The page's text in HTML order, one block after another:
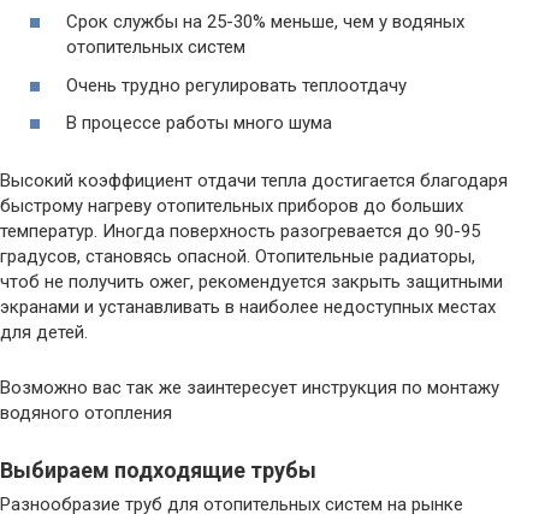
Срок службы на 25-30% меньше, чем у водяных
отопительных систем
Очень трудно регулировать теплоотдачу
В процессе работы много шума
Высокий коэффициент отдачи тепла достигается благодаря
быстрому нагреву отопительных приборов до больших
температур. Иногда поверхность разогревается до 90-95
градусов, становясь опасной. Отопительные радиаторы,
чтоб не получить ожег, рекомендуется закрыть защитными
экранами и устанавливать в наиболее недоступных местах
для детей.
Возможно вас так же заинтересует инструкция по монтажу
водяного отопления
Выбираем подходящие трубы
Разнообразие труб для отопительных систем на рынке